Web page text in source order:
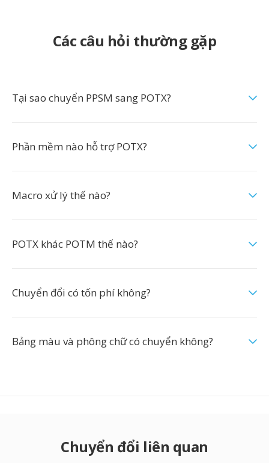
Các câu hỏi thường gặp
Tại sao chuyển PPSM sang POTX?
Phần mềm nào hỗ trợ POTX?
Macro xử lý thế nào?
POTX khác POTM thế nào?
Chuyển đổi có tốn phí không?
Bảng màu và phông chữ có chuyển không?
Chuyển đổi liên quan